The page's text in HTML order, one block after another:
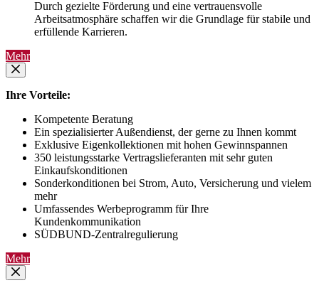
Durch gezielte Förderung und eine vertrauensvolle
Arbeitsatmosphäre schaffen wir die Grundlage für stabile und
erfüllende Karrieren.
Mehr
Ihre Vorteile:
Kompetente Beratung
Ein spezialisierter Außendienst, der gerne zu Ihnen kommt
Exklusive Eigenkollektionen mit hohen Gewinnspannen
350 leistungsstarke Vertragslieferanten mit sehr guten
Einkaufskonditionen
Sonderkonditionen bei Strom, Auto, Versicherung und vielem
mehr
Umfassendes Werbeprogramm für Ihre
Kundenkommunikation
SÜDBUND-Zentralregulierung
Mehr